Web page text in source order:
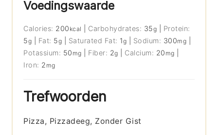
Voedingswaarde
Calories: 200 kcal Carbohydrates: 35g
Protein:
5g Fat: 5g Saturated Fat: 1g Sodium: 300mg
Potassium: 50 mg Fiber: 2g Calcium: 20 mg
Iron: 2 mg
Trefwoorden
Pizza, Pizzadeeg, Zonder Gist